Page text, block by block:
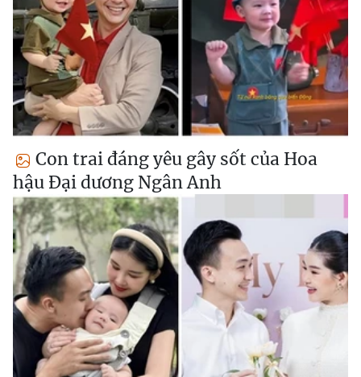
Con trai đáng yêu gây sốt của Hoa
hậu Đại dương Ngân Anh